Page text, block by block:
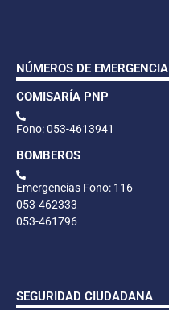
NÚMEROS DE EMERGENCIA
COMISARÍA PNP
Fono: 053-4613941
BOMBEROS
Emergencias Fono: 116
053-462333
053-461796
SEGURIDAD CIUDADANA